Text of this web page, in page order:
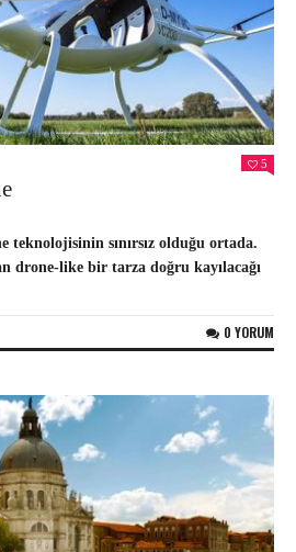
5
teknolojisinin sınırsız olduğu ortada.
drone-like bir tarza doğru kayılacağı
0 YORUM